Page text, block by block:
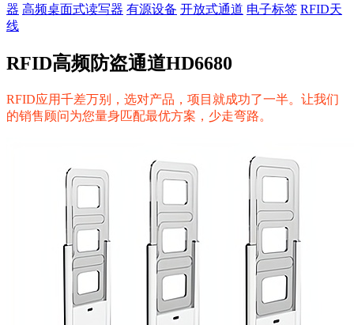
器 高频桌面式读写器 有源设备 开放式通道 电子标签 RFID天
线
RFID高频防盗通道HD6680
RFID应用千差万别，选对产品，项目就成功了一半。让我们
的销售顾问为您量身匹配最优方案，少走弯路。